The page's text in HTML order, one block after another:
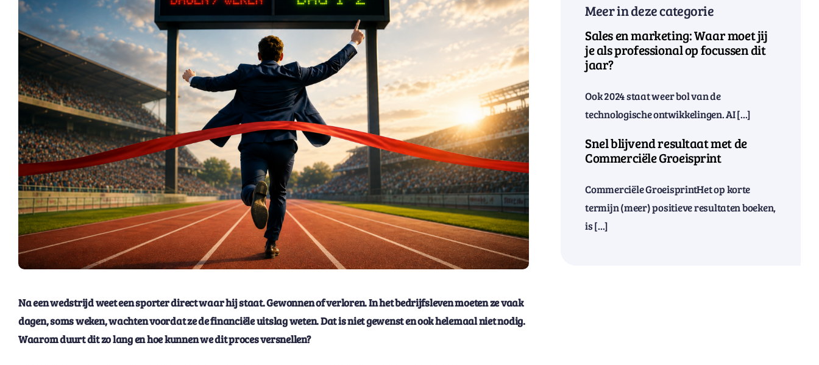
Na een wedstrijd weet een sporter direct waar hij staat. Gewonnen of verloren. In het bedrijfsleven moeten ze vaak
dagen, soms weken, wachten voordat ze de financiële uitslag weten. Dat is niet gewenst en ook helemaal niet nodig.
Waarom duurt dit zo lang en hoe kunnen we dit proces versnellen?
Meer in deze categorie
Sales en marketing: Waar moet jij
je als professional op focussen dit
jaar?
Ook 2024 staat weer bol van de
technologische ontwikkelingen. AI [...]
Snel blijvend resultaat met de
Commerciële Groeisprint
Commerciële GroeisprintHet op korte
termijn (meer) positieve resultaten boeken,
is [...]